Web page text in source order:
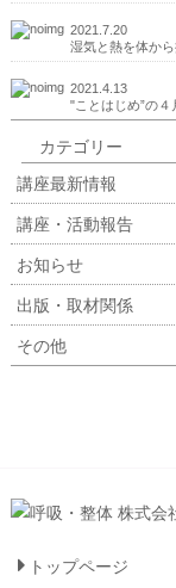
2021.7.20
湿気と熱を体から
2021.4.13
"ことはじめ”の
カテゴリー
講座最新情報
講座・活動報告
お知らせ
出版・取材関係
その他
トップページ